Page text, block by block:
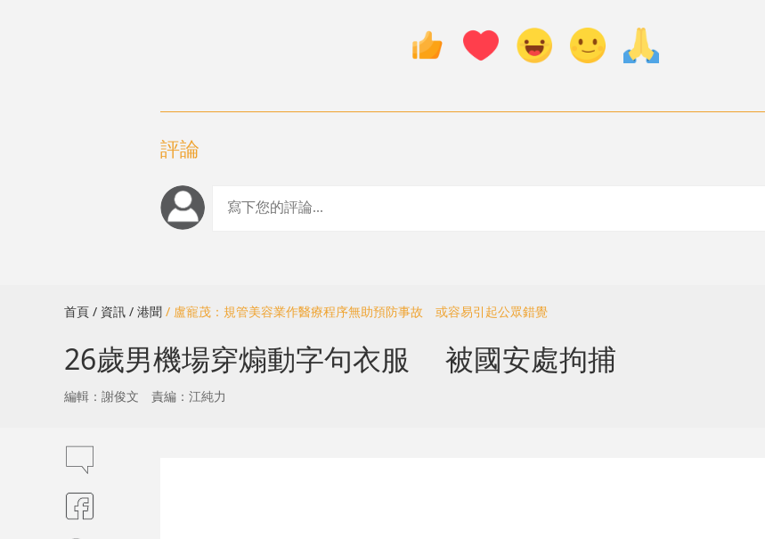
評論
首頁 / 資訊 / 港聞 / 盧寵茂：規管美容業作醫療程序無助預防事故 或容易引起公眾錯覺
26歲男機場穿煽動字句衣服 被國安處拘捕
編輯：謝俊文 責編：江純力